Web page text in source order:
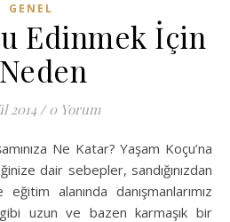
GENEL
Edinmek İçin
2014/ 0 Yorum
dair sebepler, sandığınızdan
alanında danışmanlarımız
uzun ve bazen karmaşık bir